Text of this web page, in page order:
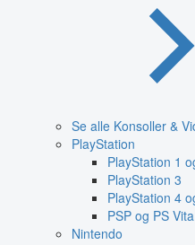
Se alle Konsoller &
PlayStation
PlayStation 1
PlayStation 3
PlayStation 4
PSP og PS Vita
Nintendo